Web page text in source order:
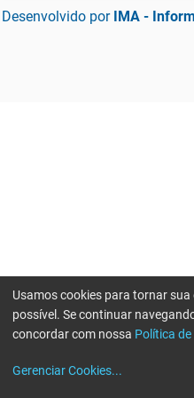
Desenvolvido por IMA -
Usamos cookies para tornar sua
possível. Se continuar
concordar com nossa Política
Gerenciar Cookies...
Erro ao enviar informações,